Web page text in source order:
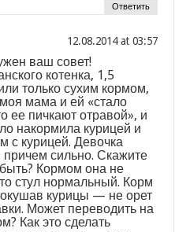
Ответить
at
ваш совет!
котенка, 1,5
только сухим кормом,
мама и ей «стало
ее пичкают отравой», и
накормила курицей и
с курицей. Девочка
сильно. Скажите
Кормом она не
стул нормальный. Корм
курицы — не орет
Может переводить на
Как это сделать